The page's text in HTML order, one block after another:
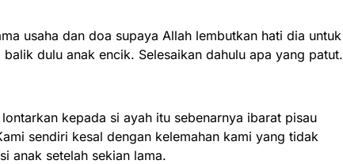
usaha dan doa supaya Allah lembutkan hati dia untuk
dulu anak encik. Selesaikan dahulu apa yang patut.
kepada si ayah itu sebenarnya ibarat pisau
sendiri kesal dengan kelemahan kami yang tidak
anak setelah sekian lama.